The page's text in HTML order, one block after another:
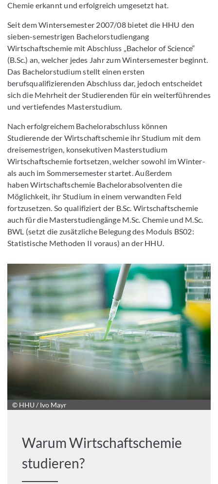
Chemie erkannt und erfolgreich umgesetzt hat.
Seit dem Wintersemester 2007/08 bietet die HHU den
sieben-semestrigen Bachelorstudiengang
Wirtschaftschemie mit Abschluss „Bachelor of Science“
(B.Sc.) an, welcher jedes Jahr zum Wintersemester beginnt.
Das Bachelorstudium stellt einen ersten
berufsqualifizierenden Abschluss dar, jedoch entscheidet
sich die Mehrheit der Studierenden für ein weiterführendes
und vertiefendes Masterstudium.
Nach erfolgreichem Bachelorabschluss können
Studierende der Wirtschaftschemie ihr Studium mit dem
dreisemestrigen, konsekutiven Masterstudium
Wirtschaftschemie fortsetzen, welcher sowohl im Winter-
als auch im Sommersemester startet. Außerdem
haben Wirtschaftschemie Bachelorabsolventen die
Möglichkeit, ihr Studium in einem verwandten Feld
fortzusetzen. So qualifiziert der B.Sc. Wirtschaftschemie
auch für die Masterstudiengänge M.Sc. Chemie und M.Sc.
BWL (setzt die zusätzliche Belegung des Moduls BS02:
Statistische Methoden II voraus) an der HHU.
© HHU / Ivo Mayr
Warum Wirtschaftschemie
studieren?